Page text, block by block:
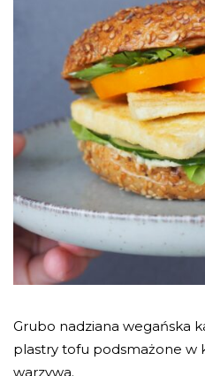
Grubo nadziana wegańska
plastry tofu podsmażone w
warzywa.